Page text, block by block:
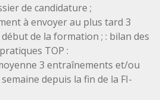
de candidature ;
à envoyer au plus tard 3
de la formation ; : bilan des
TOP :
3 entraînements et/ou
depuis la fin de la FI-